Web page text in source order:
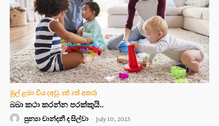
මුල් ළමා විය (අවු. 1ත් 3ත් අතර)
බබා කථා කරන්න පරක්කුයි..
පුන්‍යා චාන්දනී ද සිල්වා - July 10, 2023